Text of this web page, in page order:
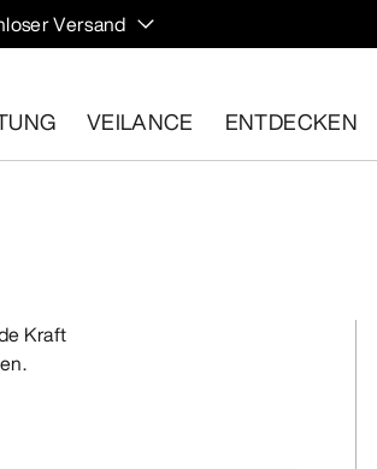
Versand
zurückgeben.
VEILANCE ENTDECKEN
Kraft